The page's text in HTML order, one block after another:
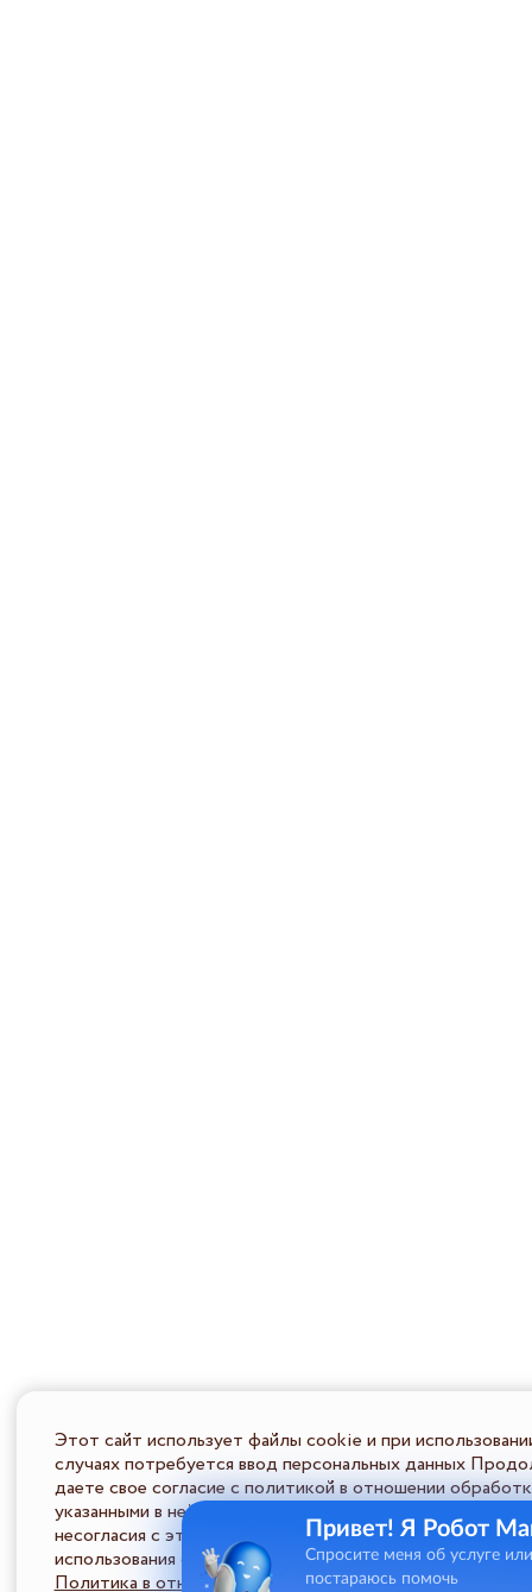
Этот сайт использует файлы cookie и при
случаях потребуется ввод персональных данных
даете свое согласие с политикой в отношении
указанными в ней условиями обработки персональной
несогласия с этими условиями Пользователь должен
использования сайта.
Политика в отношении обработки ПД
Привет! Я Робот
Спросите меня об услуге
постараюсь помочь